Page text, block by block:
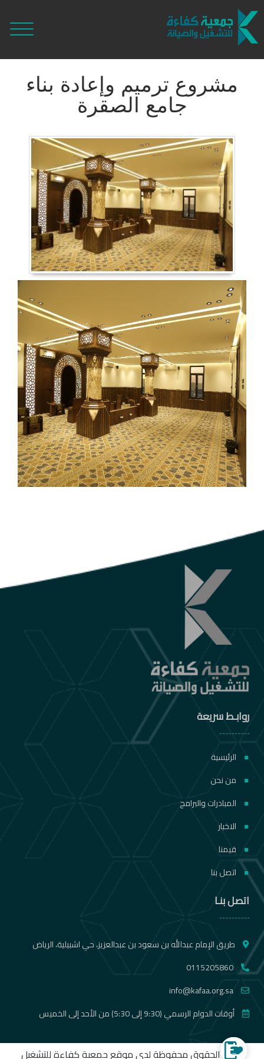
مشروع ترميم وإعادة بناء
جامع الصقرة
روابـط سريعة
الرئيسية
من نحن
المبادرات والبرامج
الاخبار
قيمنا
اتصل بنا
اتصل بنـا
طريق الإمام عبدالله بن سعود بن عبدالعزيز، حي اشبيلية، الرياض
0115205860
info@kafaa.org.sa
أوقات الدوام الرسمي (9:30 إلى 5:30) من الأحد إلى الخميس
جميع الحقوق محفوظة لدى موقع جمعية كفاءة للتشغيل
الموقع الالكتروني لجمع التبرعات